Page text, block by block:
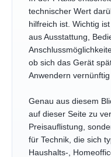
technischer Wert
hilfreich ist. Wichtig
aus Ausstattung,
ob sich das Gerät
Anwendern
Genau aus diesem
auf dieser Seite zu
Preisauflistung,
für Technik, die sich
Haushalts-,